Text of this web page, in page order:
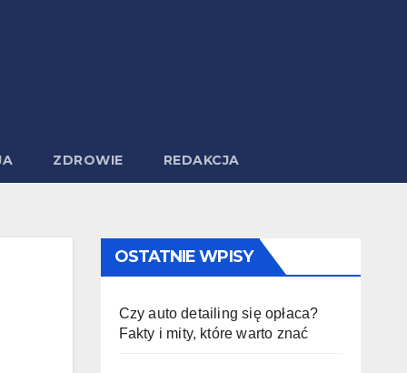
ZDROWIE REDAKCJA
OSTATNIE WPISY
Czy auto detailing się opłaca?
Fakty i mity, które warto znać